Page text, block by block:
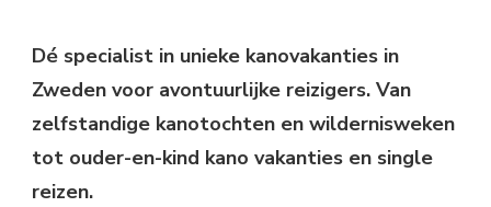
Dé specialist in unieke kanovakanties in
Zweden voor avontuurlijke reizigers. Van
zelfstandige kanotochten en wildernisweken
tot ouder-en-kind kano vakanties en single
reizen.